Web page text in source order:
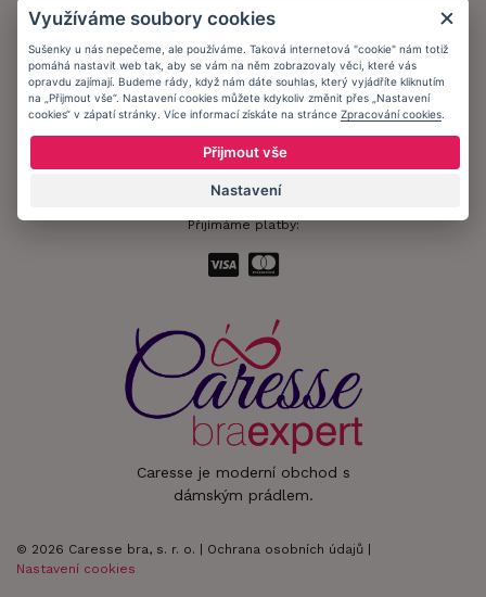
Caresse je moderní obchod s
dámským prádlem.
© 2026 Caresse bra, s. r. o. | Ochrana osobních údajů |
Nastavení cookies
Ochrana osobních údajů
Informační memorandum
Zůstaňte s námi v kontaktu.
Přijímáme platby:
Využíváme soubory cookies
Sušenky u nás nepečeme, ale používáme. Taková internetová "cookie" nám totiž
pomáhá nastavit web tak, aby se vám na něm zobrazovaly věci, které vás
opravdu zajímají. Budeme rády, když nám dáte souhlas, který vyjádříte kliknutím
na „Přijmout vše“. Nastavení cookies můžete kdykoliv změnit přes „Nastavení
cookies“ v zápatí stránky. Více informací získáte na stránce Zpracování cookies
Přijmout vše
Nastavení